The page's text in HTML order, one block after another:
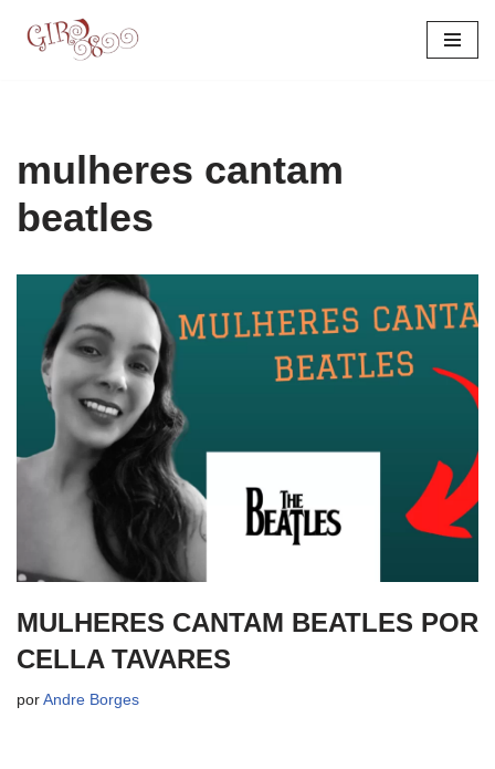
mulheres cantam
beatles
MULHERES CANTAM BEATLES POR
CELLA TAVARES
por Andre Borges